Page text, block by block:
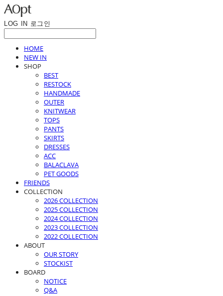
LOG IN 로그인
HOME
NEW IN
SHOP
BEST
RESTOCK
HANDMADE
OUTER
KNITWEAR
TOPS
PANTS
SKIRTS
DRESSES
ACC
BALACLAVA
PET GOODS
FRIENDS
COLLECTION
2026 COLLECTION
2025 COLLECTION
2024 COLLECTION
2023 COLLECTION
2022 COLLECTION
ABOUT
OUR STORY
STOCKIST
BOARD
NOTICE
Q&A